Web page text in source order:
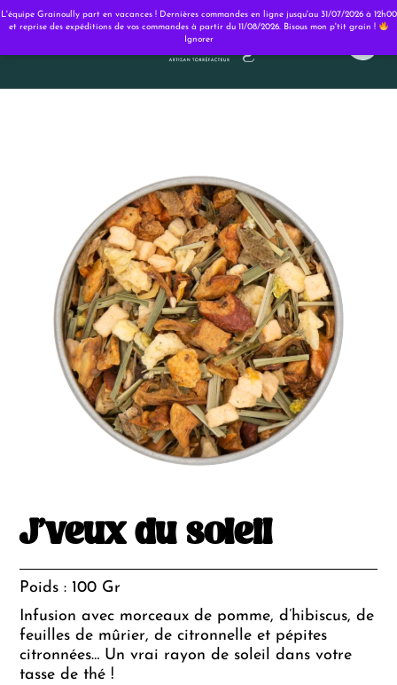
J’veux du soleil
Poids : 100 Gr
Infusion avec morceaux de pomme, d’hibiscus, de
feuilles de mûrier, de citronnelle et pépites
citronnées… Un vrai rayon de soleil dans votre
tasse de thé !
L'équipe Grainoully part en vacances ! Dernières commandes en ligne jusqu'au 31/07/2026 à 12h00
et reprise des expéditions de vos commandes à partir du 11/08/2026. Bisous mon p'tit grain !
Ignorer